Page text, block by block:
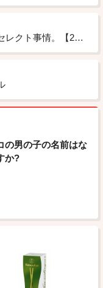
バレンタインの友チョコセレクト事情。【2017年度版】
の男の子の名前はな
か?